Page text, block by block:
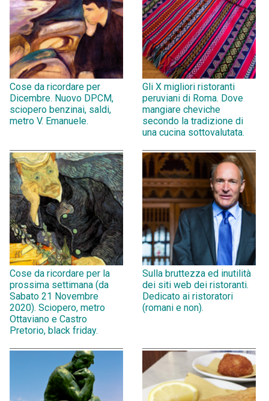
Cose da ricordare per
Dicembre. Nuovo DPCM,
sciopero benzinai, saldi,
metro V. Emanuele.
Gli X migliori ristoranti
peruviani di Roma. Dove
mangiare cheviche
secondo la tradizione di
una cucina sottovalutata.
Cose da ricordare per la
prossima settimana (da
Sabato 21 Novembre
2020). Sciopero, metro
Ottaviano e Castro
Pretorio, black friday.
Sulla bruttezza ed inutilità
dei siti web dei ristoranti.
Dedicato ai ristoratori
(romani e non).